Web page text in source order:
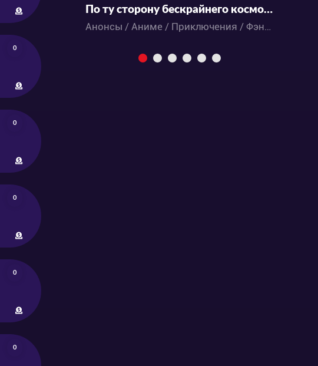
0
0
0
0
0
По ту сторону бескрайнего космоса
Анонсы / Аниме / Приключения / Фэнтези